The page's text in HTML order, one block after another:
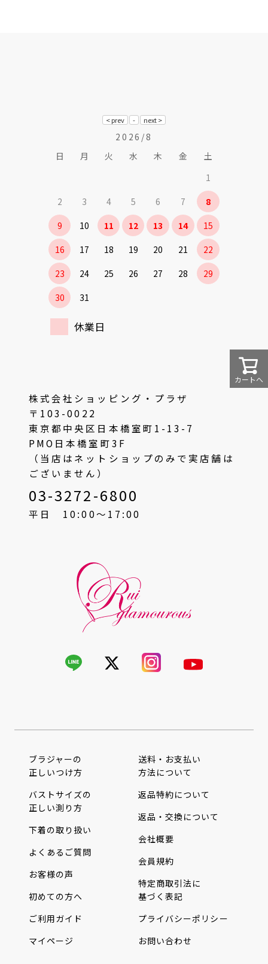
カートへ
2026/8
日
月 火 水 木 金
土
1
2
3 4 5 6 7
8
9
10 11 12 13 14
15
16
17 18 19 20 21
22
23
24 25 26 27 28
29
30
31
休業日
株式会社ショッピング・プラザ
〒103-0022
東京都中央区日本橋室町1-13-7
PMO日本橋室町3F
（当店はネットショップのみで実店舗は
ございません）
03-3272-6800
平日 10:00〜17:00
ブラジャーの
正しいつけ方
バストサイズの
正しい測り方
下着の取り扱い
よくあるご質問
お客様の声
初めての方へ
ご利用ガイド
マイページ
送料・お支払い
方法について
返品特約について
返品・交換について
会社概要
会員規約
特定商取引法に
基づく表記
プライバシーポリシー
お問い合わせ